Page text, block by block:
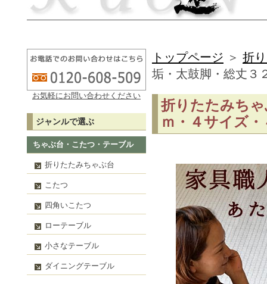
お気軽にお問い合わせください
ジャンルで選ぶ
ちゃぶ台・こたつ・テーブル
折りたたみちゃぶ台
こたつ
四角いこたつ
ローテーブル
小さなテーブル
ダイニングテーブル
トップページ ＞ 折
垢・太鼓脚・総丈３
折りたたみち
ｍ・４サイズ